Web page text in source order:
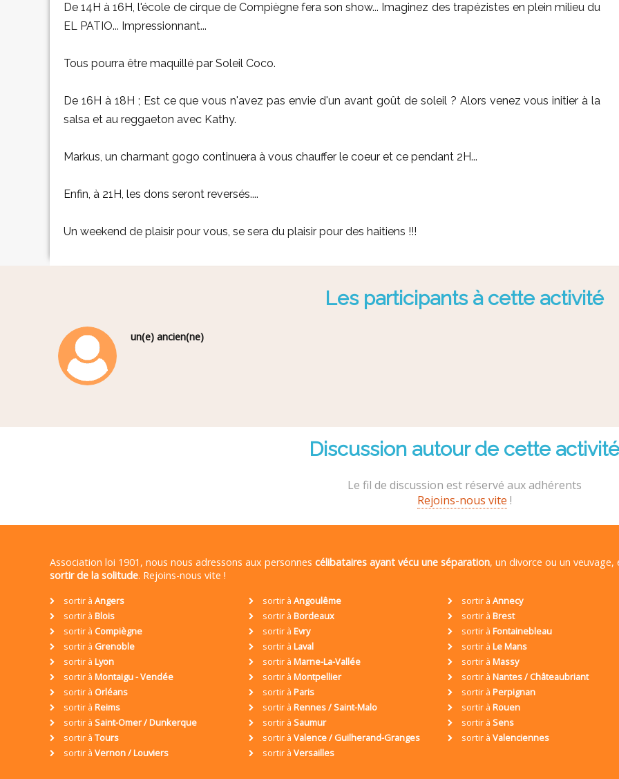
De 14H à 16H, l'école de cirque de Compiègne fera son show... Imaginez des trapézistes en plein milieu du
EL PATIO... Impressionnant...
Tous pourra être maquillé par Soleil Coco.
De 16H à 18H ; Est ce que vous n'avez pas envie d'un avant goût de soleil ? Alors venez vous initier à la
salsa et au reggaeton avec Kathy.
Markus, un charmant gogo continuera à vous chauffer le coeur et ce pendant 2H...
Enfin, à 21H, les dons seront reversés....
Un weekend de plaisir pour vous, se sera du plaisir pour des haitiens !!!
Les participants à cette activité
un(e) ancien(ne)
Discussion autour de cette activité
Le fil de discussion est réservé aux adhérents
Rejoins-nous vite !
Association loi 1901, nous nous adressons aux personnes célibataires ayant vécu une séparation, un divorce ou un
sortir de la solitude. Rejoins-nous vite !
sortir à Angers sortir à Angoulême sortir à Annecy
sortir à Blois sortir à Bordeaux sortir à Brest
sortir à Compiègne sortir à Evry sortir à Fontainebleau
sortir à Grenoble sortir à Laval sortir à Le Mans
sortir à Lyon sortir à Marne-La-Vallée sortir à Massy
sortir à Montaigu - Vendée sortir à Montpellier sortir à Nantes / Châteaubriant
sortir à Orléans sortir à Paris sortir à Perpignan
sortir à Reims sortir à Rennes / Saint-Malo sortir à Rouen
sortir à Saint-Omer / Dunkerque sortir à Saumur sortir à Sens
sortir à Tours sortir à Valence / Guilherand-Granges sortir à Valenciennes
sortir à Vernon / Louviers sortir à Versailles